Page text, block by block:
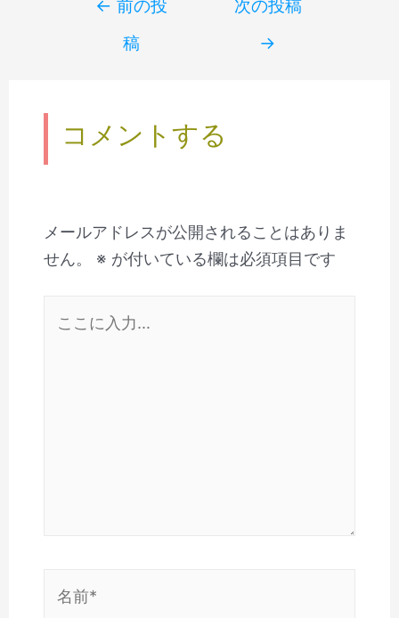
← 前の投
稿
次の投稿
→
コメントする
メールアドレスが公開されることはありま
せん。
※ が付いている欄は必須項目です